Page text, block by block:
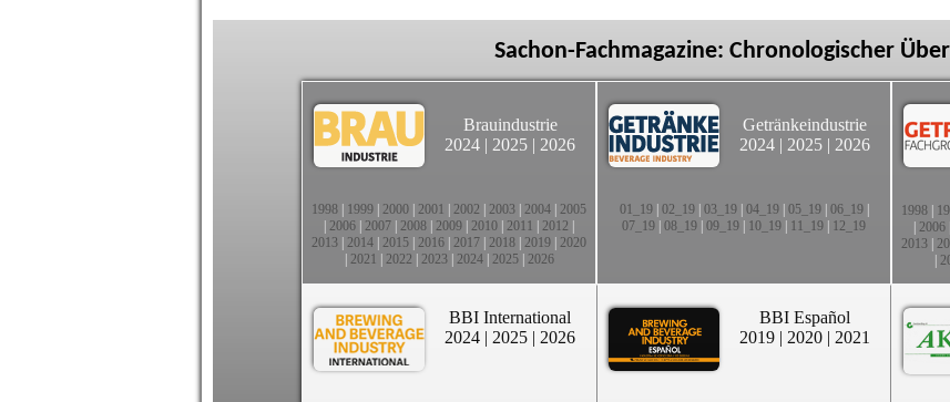
Sachon-Fachmagazine: Chronologischer
Brauindustrie
2024 | 2025 | 2026
1998 1999 2000 2001 2002 2003 2004 2005
2006 2007 2008 2009 2010 2011 2012
2013 2014 2015 2016 2017 2018 2019 2020
2021 2022 2023| 2024| 2025| 2026
Getränkeindustrie
2024 | 2025 | 2026
01_19| 02_19| 03_19| 04_19| 05_19| 06_19|
07_19 08_19 09_19 10_19 11_19 12_19
1998
2006
2013
BBI International
2024 | 2025 | 2026
BBI Español
2019 | 2020 | 2021